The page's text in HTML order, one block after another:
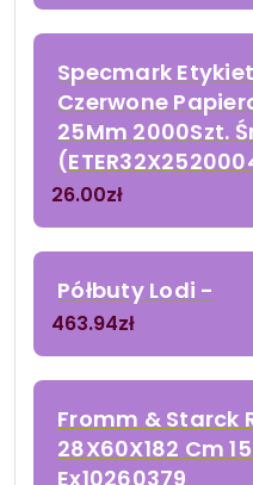
Specmark
Czerwone
25Mm 2000Szt.
26.00zł
Półbuty Lodi -
463.94zł
Fromm & Starck
28X60X182 Cm
Ex10260379